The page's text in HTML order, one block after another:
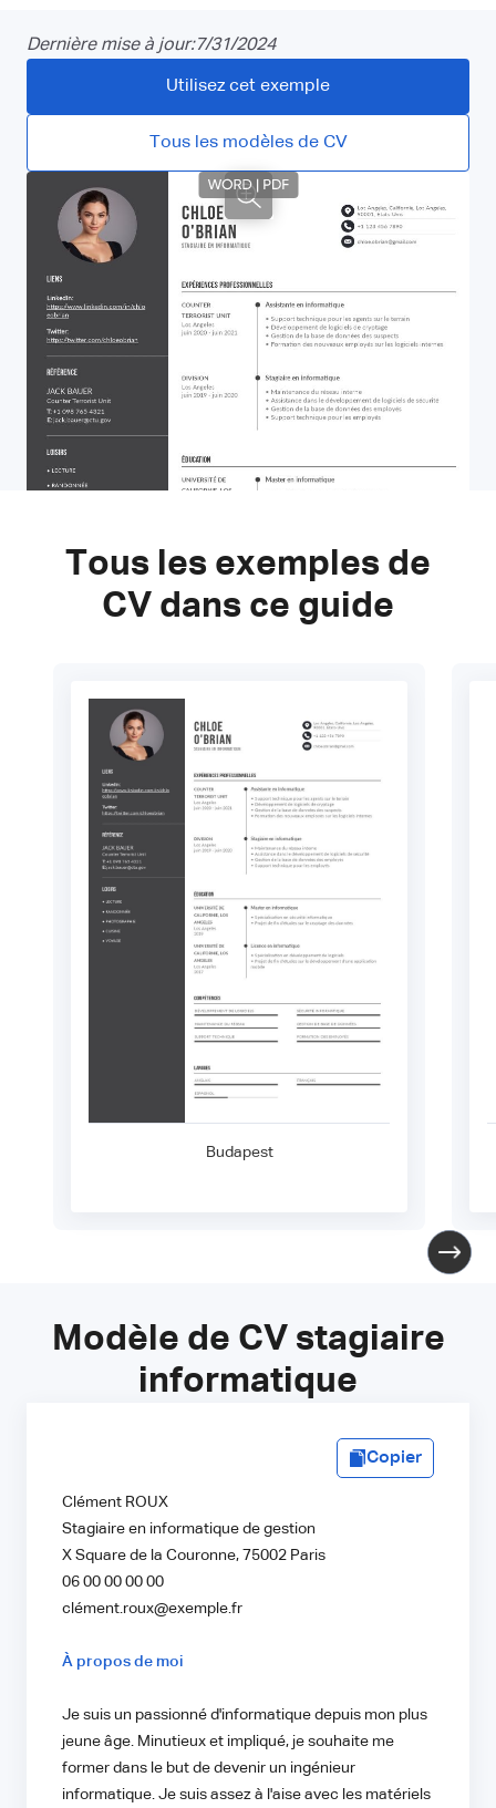
Dernière mise à jour:7/31/2024
Utilisez cet exemple
Tous les modèles de CV
Tous les exemples de
CV dans ce guide
Budapest
Modèle de CV stagiaire
informatique
Copier
Clément ROUX
Stagiaire en informatique de gestion
X Square de la Couronne, 75002 Paris
06 00 00 00 00
clément.roux@exemple.fr
À propos de moi
Je suis un passionné d'informatique depuis mon plus
jeune âge. Minutieux et impliqué, je souhaite me
former dans le but de devenir un ingénieur
informatique. Je suis assez à l'aise avec les matériels